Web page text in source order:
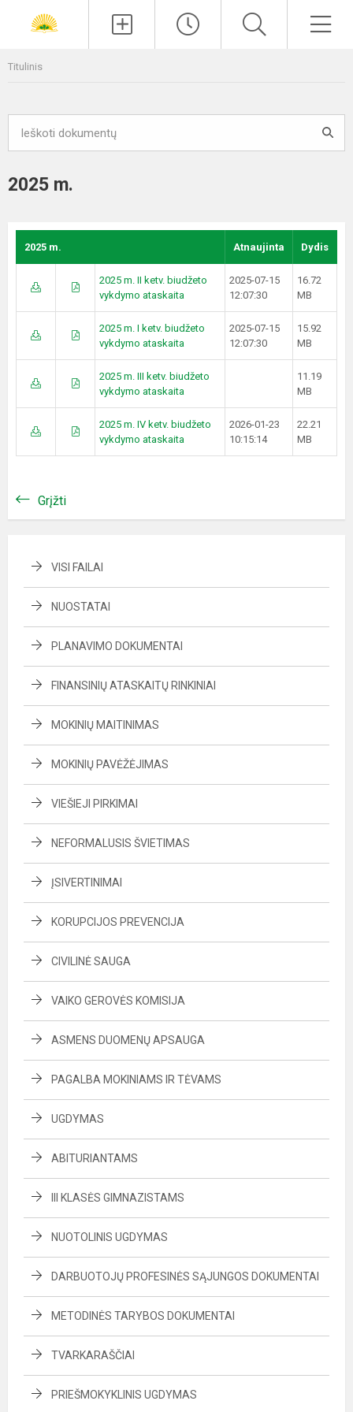
Titulinis
2025 m.
2025 m. Atnaujinta Dydis
2025 m. II ketv. biudžeto
vykdymo ataskaita
2025-07-15
12:07:30
16.72
MB
2025 m. I ketv. biudžeto
vykdymo ataskaita
2025-07-15
12:07:30
15.92
MB
2025 m. III ketv. biudžeto
vykdymo ataskaita
11.19
MB
2025 m. IV ketv. biudžeto
vykdymo ataskaita
2026-01-23
10:15:14
22.21
MB
Grįžti
VISI FAILAI
NUOSTATAI
PLANAVIMO DOKUMENTAI
FINANSINIŲ ATASKAITŲ RINKINIAI
MOKINIŲ MAITINIMAS
MOKINIŲ PAVĖŽĖJIMAS
VIEŠIEJI PIRKIMAI
NEFORMALUSIS ŠVIETIMAS
ĮSIVERTINIMAI
KORUPCIJOS PREVENCIJA
CIVILINĖ SAUGA
VAIKO GEROVĖS KOMISIJA
ASMENS DUOMENŲ APSAUGA
PAGALBA MOKINIAMS IR TĖVAMS
UGDYMAS
ABITURIANTAMS
III KLASĖS GIMNAZISTAMS
NUOTOLINIS UGDYMAS
DARBUOTOJŲ PROFESINĖS SĄJUNGOS DOKUMENTAI
METODINĖS TARYBOS DOKUMENTAI
TVARKARAŠČIAI
PRIEŠMOKYKLINIS UGDYMAS